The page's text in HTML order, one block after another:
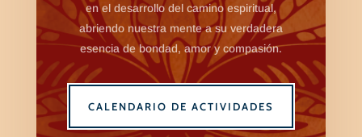
en el desarrollo del camino espiritual,
abriendo nuestra mente a su verdadera
esencia de bondad, amor y compasión.
CALENDARIO DE ACTIVIDADES